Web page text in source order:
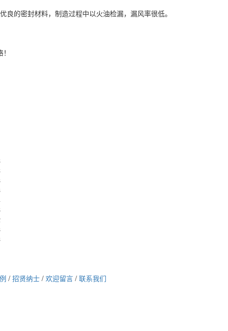
良的密封材料，制造过程中以火油检漏，漏风率很低。
/ 招贤纳士 / 欢迎留言 / 联系我们